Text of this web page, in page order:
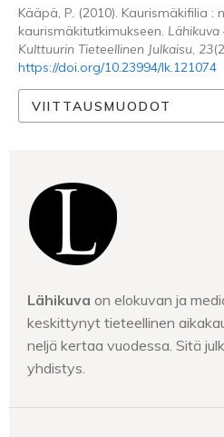
Kääpä, P. (2010). Kaurismäkifilia :
kaurismäkitutkimukseen. Lähikuva
Kulttuurin Tieteellinen Julkaisu, 23
https://doi.org/10.23994/lk.121074
VIITTAUSMUODOT
Lähikuva on elokuvan ja
keskittynyt tieteellinen
neljä kertaa vuodessa. Sitä
yhdistys.